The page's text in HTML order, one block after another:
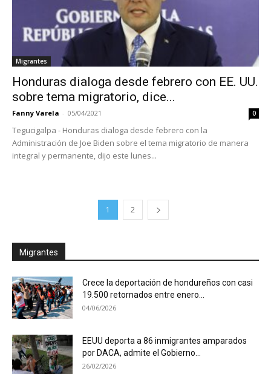
Migrantes
Honduras dialoga desde febrero con EE. UU.
sobre tema migratorio, dice...
Fanny Varela - 05/04/2021 0
Tegucigalpa - Honduras dialoga desde febrero con la
Administración de Joe Biden sobre el tema migratorio de manera
integral y permanente, dijo este lunes...
1 2
Migrantes
Crece la deportación de hondureños con casi
19.500 retornados entre enero...
04/06/2026
EEUU deporta a 86 inmigrantes amparados
por DACA, admite el Gobierno...
26/02/2026